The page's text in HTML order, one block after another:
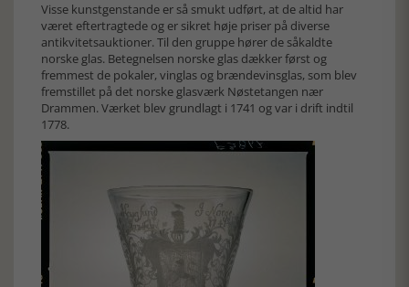
Visse kunstgenstande er så smukt udført, at de altid har
været eftertragtede og er sikret høje priser på diverse
antikvitetsauktioner. Til den gruppe hører de såkaldte
norske glas. Betegnelsen norske glas dækker først og
fremmest de pokaler, vinglas og brændevinsglas, som blev
fremstillet på det norske glasværk Nøstetangen nær
Drammen. Værket blev grundlagt i 1741 og var i drift indtil
1778.